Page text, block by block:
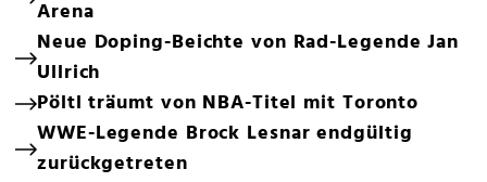
Arena
Neue Doping-Beichte von Rad-Legende Jan
Ullrich
Pöltl träumt von NBA-Titel mit Toronto
WWE-Legende Brock Lesnar endgültig
zurückgetreten